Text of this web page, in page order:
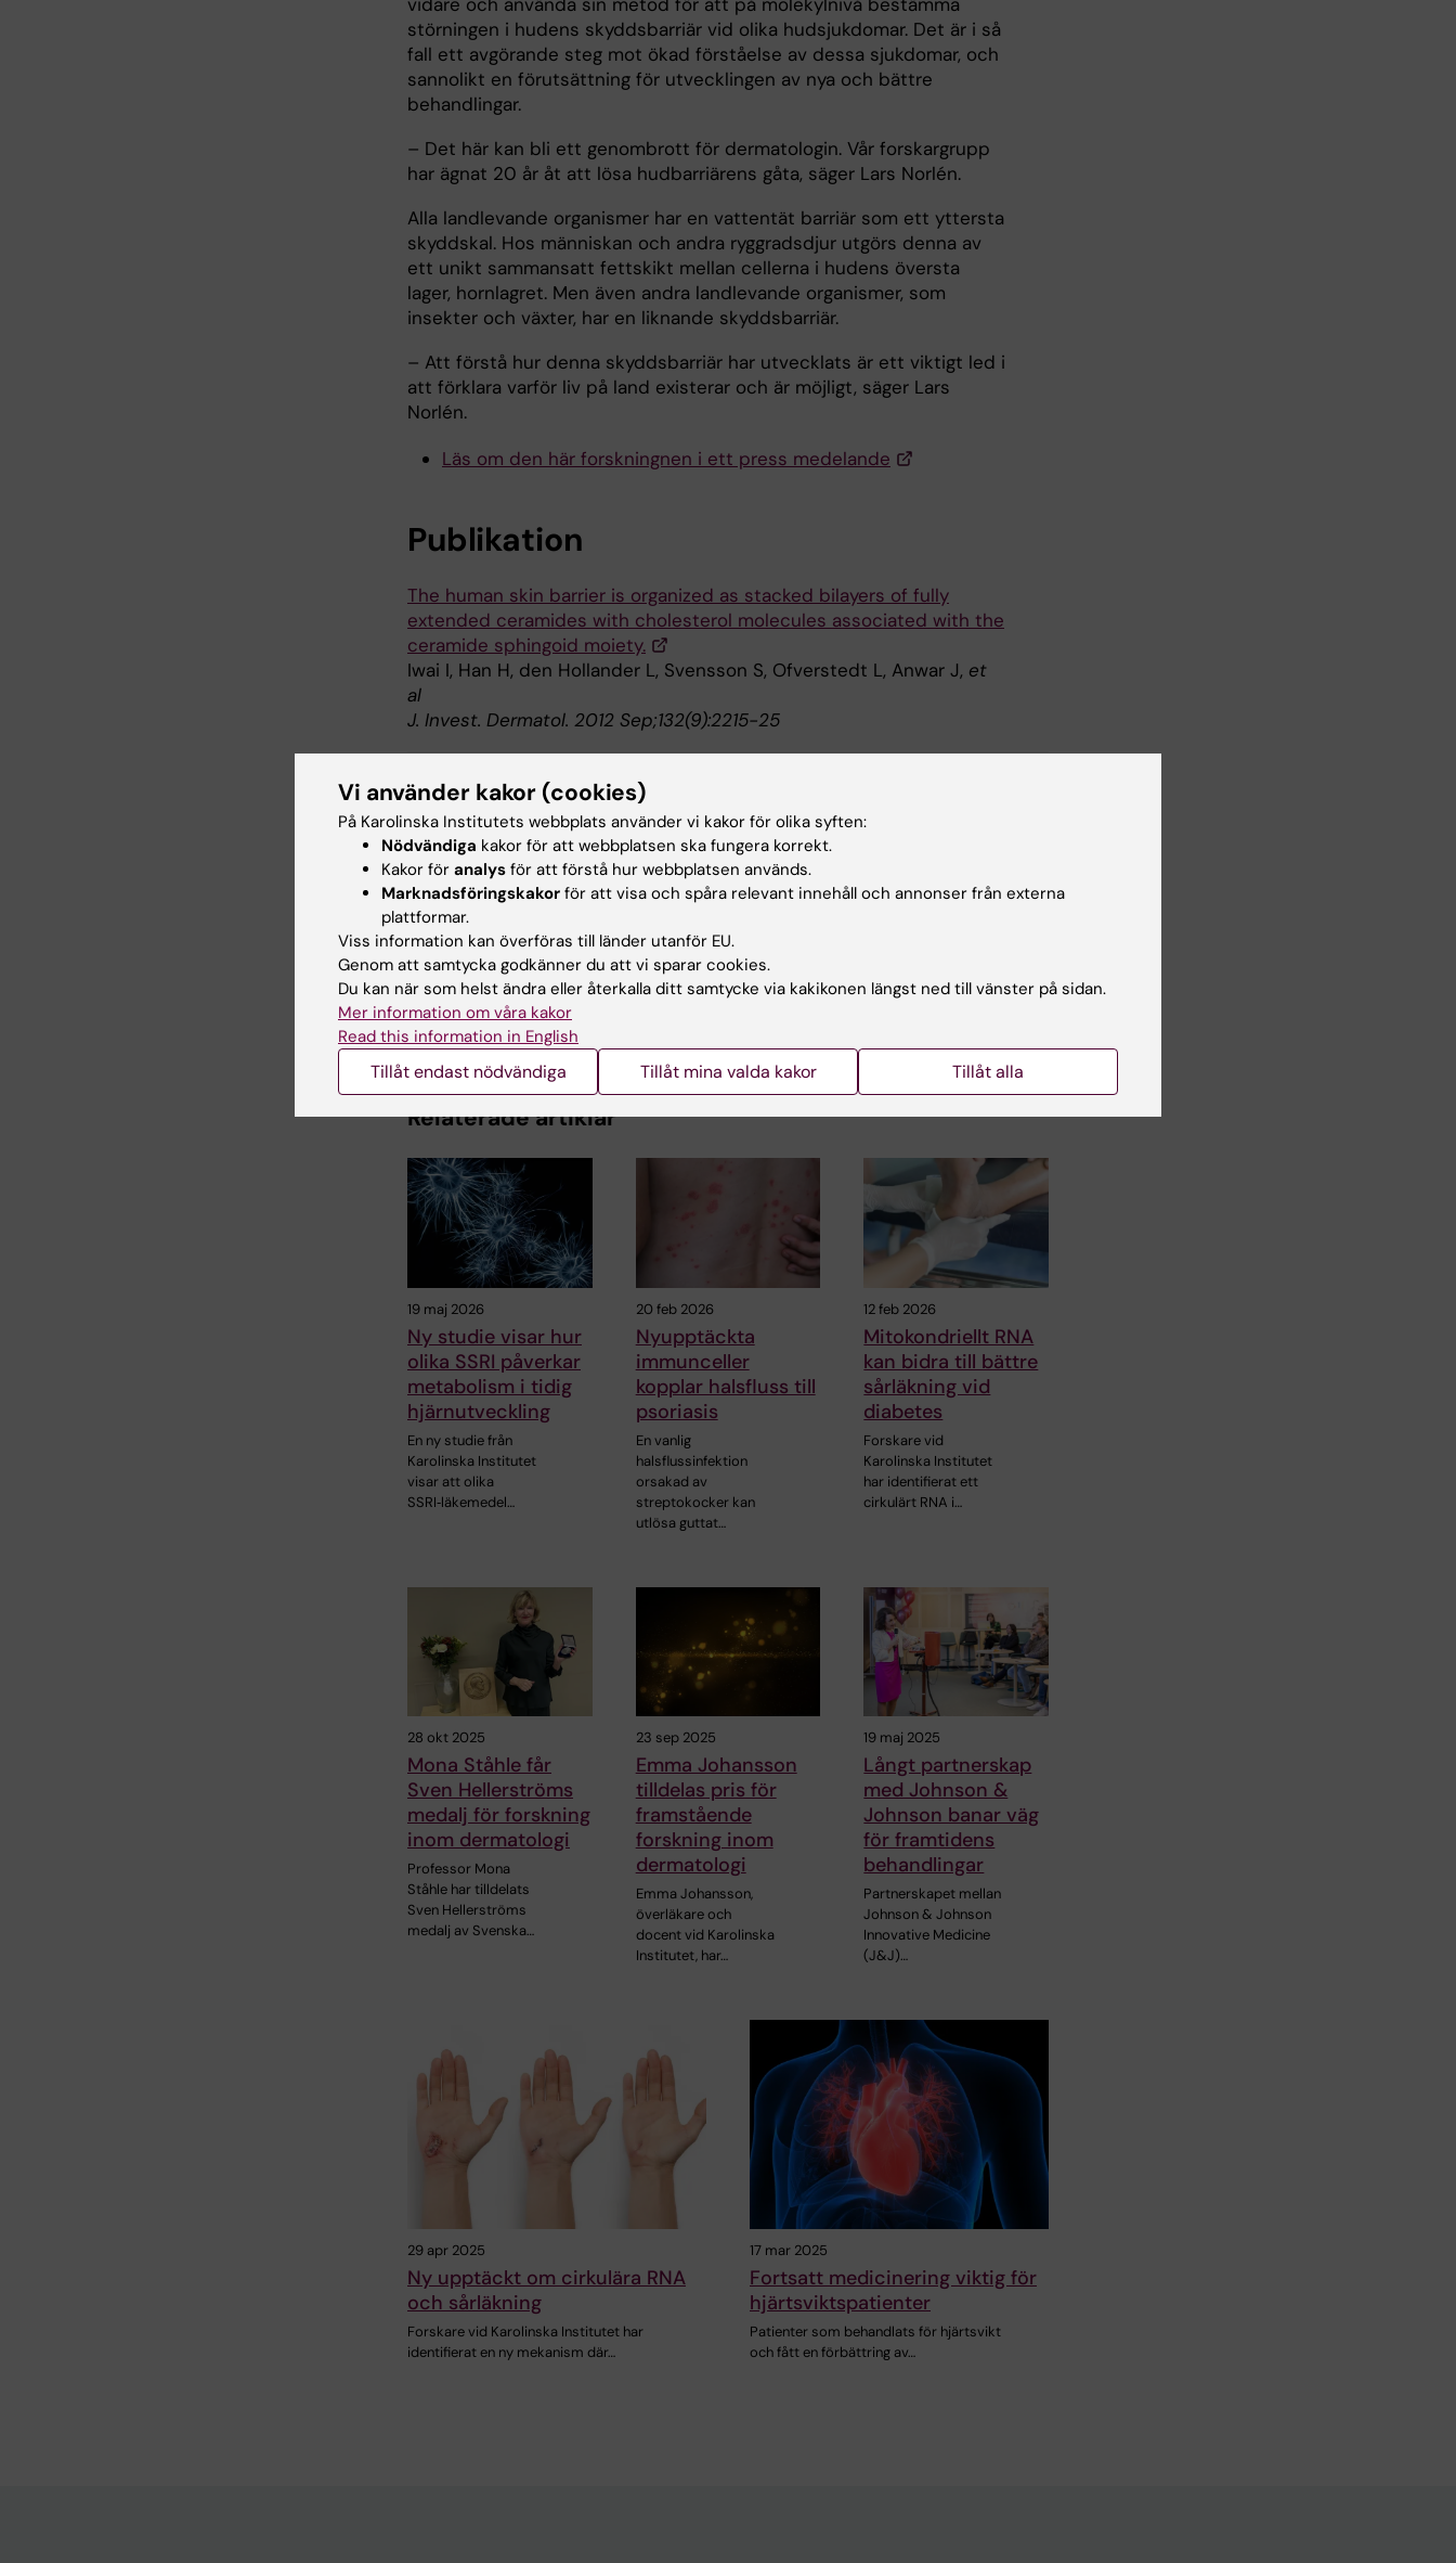
störningen i hudens skyddsbarriär vid olika hudsjukdomar. Det är i så
fall ett avgörande steg mot ökad förståelse av dessa sjukdomar, och
sannolikt en förutsättning för utvecklingen av nya och bättre
behandlingar.
– Det här kan bli ett genombrott för dermatologin. Vår forskargrupp
har ägnat 20 år åt att lösa hudbarriärens gåta, säger Lars Norlén.
Alla landlevande organismer har en vattentät barriär som ett yttersta
skyddskal. Hos människan och andra ryggradsdjur utgörs denna av
ett unikt sammansatt fettskikt mellan cellerna i hudens översta
lager, hornlagret. Men även andra landlevande organismer, som
insekter och växter, har en liknande skyddsbarriär.
– Att förstå hur denna skyddsbarriär har utvecklats är ett viktigt led i
att förklara varför liv på land existerar och är möjligt, säger Lars
Norlén.
Läs om den här forskningnen i ett press medelande
Publikation
The human skin barrier is organized as stacked bilayers of fully
extended ceramides with cholesterol molecules associated with the
ceramide sphingoid moiety.
Iwai I, Han H, den Hollander L, Svensson S, Ofverstedt L, Anwar J, et
al
J. Invest. Dermatol. 2012 Sep;132(9):2215-25
Tags
Farmakologi Dermatologi och venereologi
Uppdaterad av:
Webb Admin 2015-10-20
Dela
Relaterade artiklar
19 maj 2026
Ny studie visar hur
olika SSRI påverkar
metabolism i tidig
hjärnutveckling
En ny studie från
Karolinska Institutet
visar att olika
SSRI‑läkemedel…
20 feb 2026
Nyupptäckta
immunceller
kopplar halsfluss till
psoriasis
En vanlig
halsflussinfektion
orsakad av
streptokocker kan
utlösa guttat…
12 feb 2026
Mitokondriellt RNA
kan bidra till bättre
sårläkning vid
diabetes
Forskare vid
Karolinska Institutet
har identifierat ett
cirkulärt RNA i…
28 okt 2025
Mona Ståhle får
Sven Hellerströms
medalj för forskning
inom dermatologi
Professor Mona
Ståhle har tilldelats
Sven Hellerströms
medalj av Svenska…
23 sep 2025
Emma Johansson
tilldelas pris för
framstående
forskning inom
dermatologi
Emma Johansson,
överläkare och
docent vid Karolinska
Institutet, har…
19 maj 2025
Långt partnerskap
med Johnson &
Johnson banar väg
för framtidens
behandlingar
Partnerskapet mellan
Johnson & Johnson
Innovative Medicine
(J&J)…
29 apr 2025
Ny upptäckt om cirkulära RNA
och sårläkning
Forskare vid Karolinska Institutet har
identifierat en ny mekanism där…
17 mar 2025
Fortsatt medicinering viktig för
hjärtsviktspatienter
Patienter som behandlats för hjärtsvikt
och fått en förbättring av…
Vi använder kakor (cookies)
På Karolinska Institutets webbplats använder vi kakor för olika syften:
Nödvändiga kakor för att webbplatsen ska fungera korrekt.
Kakor för analys för att förstå hur webbplatsen används.
Marknadsföringskakor för att visa och spåra relevant innehåll och annonser från externa
plattformar.
Viss information kan överföras till länder utanför EU.
Genom att samtycka godkänner du att vi sparar cookies.
Du kan när som helst ändra eller återkalla ditt samtycke via kakikonen längst ned till vänster på sidan.
Mer information om våra kakor
Read this information in English
Tillåt endast nödvändiga Tillåt mina valda kakor Tillåt alla